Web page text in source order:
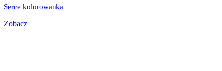
Serce kolorowanka
Zobacz